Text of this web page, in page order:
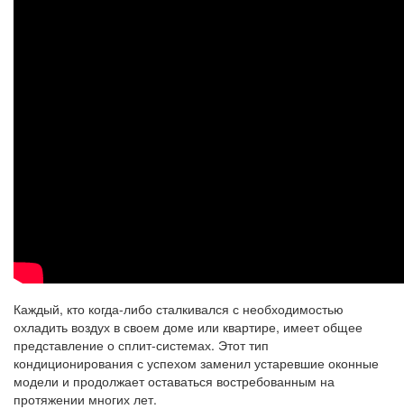
Каждый, кто когда-либо сталкивался с необходимостью
охладить воздух в своем доме или квартире, имеет общее
представление о сплит-системах. Этот тип
кондиционирования с успехом заменил устаревшие оконные
модели и продолжает оставаться востребованным на
протяжении многих лет.